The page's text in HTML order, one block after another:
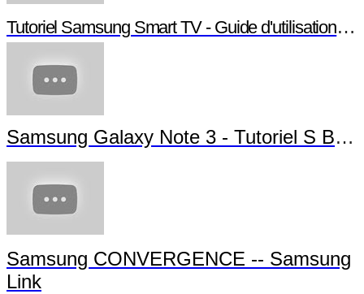
Tutoriel Samsung Smart TV - Guide d'utilisation Smart TV
Samsung Galaxy Note 3 - Tutoriel S Beam
Samsung CONVERGENCE -- Samsung
Link